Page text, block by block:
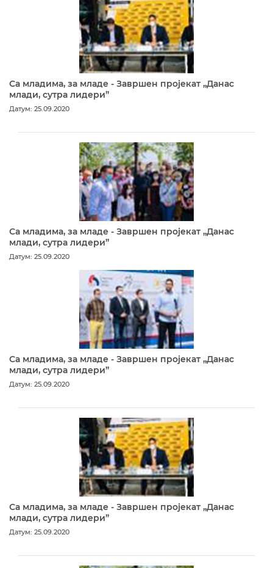
Са младима, за младе - Завршен пројекат „Данас
млади, сутра лидери”
Датум: 25.09.2020
Са младима, за младе - Завршен пројекат „Данас
млади, сутра лидери”
Датум: 25.09.2020
Са младима, за младе - Завршен пројекат „Данас
млади, сутра лидери”
Датум: 25.09.2020
Са младима, за младе - Завршен пројекат „Данас
млади, сутра лидери”
Датум: 25.09.2020